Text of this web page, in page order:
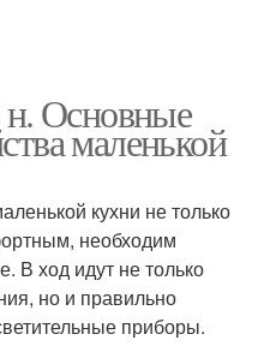
Основные
маленькой
кухни не только
необходим
В ход идут не только
но и правильно
приборы.